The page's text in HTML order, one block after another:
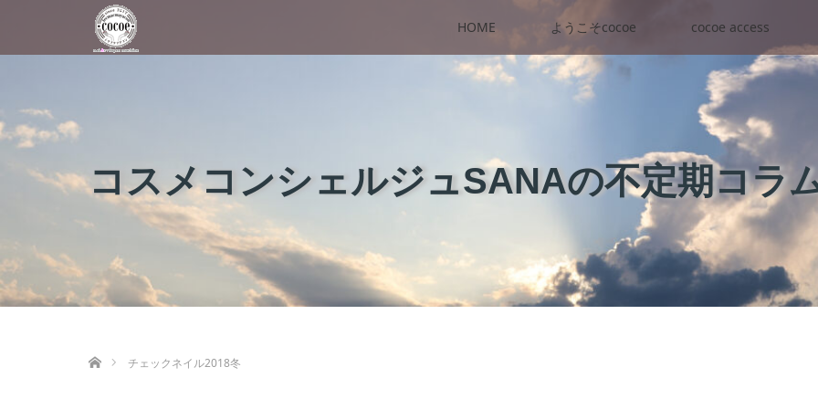
HOME ようこそcocoe cocoe access
コスメコンシェルジュSANAの不定期コラ
チェックネイル2018冬